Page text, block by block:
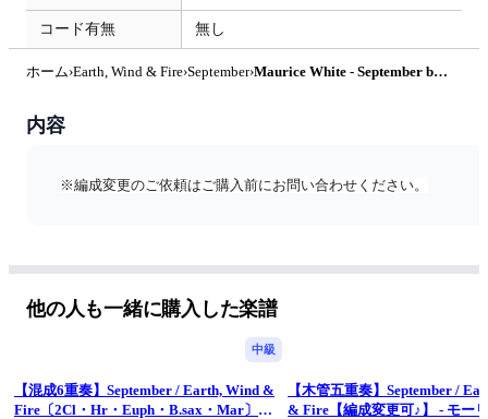
コード有無 無し
ホーム›Earth, Wind & Fire›September› Maurice White - September by 河村真歩
内容
※編成変更のご依頼はご購入前にお問い合わせください。
他の人も一緒に購入した楽譜
中級
【混成6重奏】September / Earth, Wind &
Fire〔2Cl・Hr・Euph・B.sax・Mar〕
【木管五重奏】September /
& Fire【編成変更可♪】 - モー